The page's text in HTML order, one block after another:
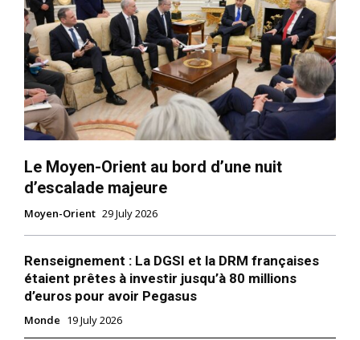
Le Moyen-Orient au bord d’une nuit
d’escalade majeure
Moyen-Orient 29 July 2026
Renseignement : La DGSI et la DRM françaises
étaient prêtes à investir jusqu’à 80 millions
d’euros pour avoir Pegasus
Monde 19 July 2026